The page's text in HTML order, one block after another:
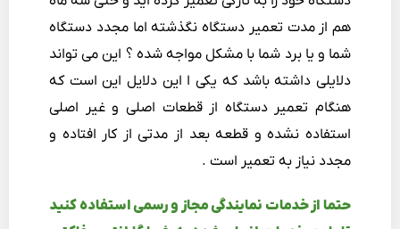
هم از مدت تعمیر دستگاه نگذشته اما مجدد دستگاه
شما و یا برد شما با مشکل مواجه شده ؟ این می تواند
دلایلی داشته باشد که یکی ا این دلایل این است که
هنگام تعمیر دستگاه از قطعات اصلی و غیر اصلی
استفاده نشده و قطعه بعد از مدتی از کار افتاده و
مجدد نیاز به تعمیر است .
حتما از خدمات نمایندگی مجاز و رسمی استفاده کنید